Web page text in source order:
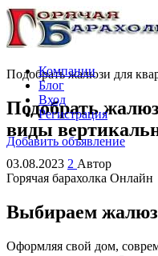
Компании
Блог
Вход
Регистрация
Добавить объявление
Подобрать жалюзи для
Подобрать
виды
03.08.2023 2 Автор
Горячая барахолка Онлайн
Выбираем
Оформляя свой дом,